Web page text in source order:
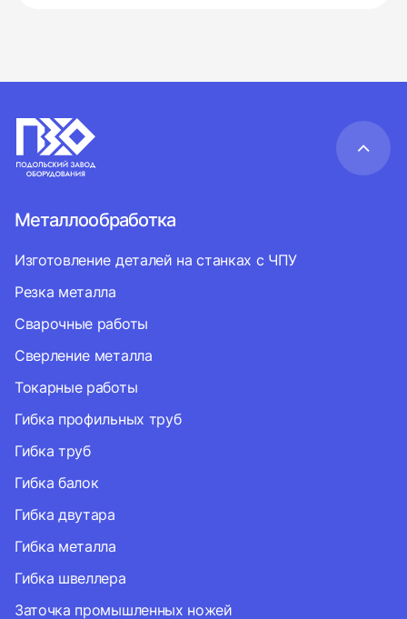
Металлообработка
Изготовление деталей на станках с ЧПУ
Резка металла
Сварочные работы
Сверление металла
Токарные работы
Гибка профильных труб
Гибка труб
Гибка балок
Гибка двутара
Гибка металла
Гибка швеллера
Заточка промышленных ножей